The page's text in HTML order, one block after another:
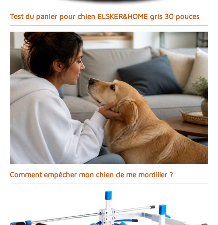
Test du panier pour chien ELSKER&HOME gris 30 pouces
Comment empêcher mon chien de me mordiller ?